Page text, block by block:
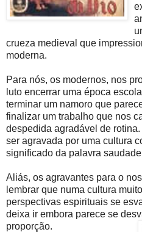
crueza medieval que
moderna.
Para nós, os modernos, nos
luto encerrar uma época
terminar um namoro que
finalizar um trabalho que nos
despedida agradável de
ser agravada por uma cultura
significado da palavra
Aliás, os agravantes para o
lembrar que numa cultura
perspectivas espirituais se
deixa ir embora parece se
proporção.